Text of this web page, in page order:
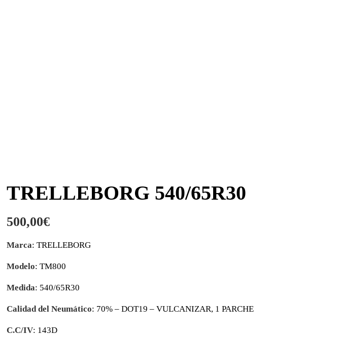
TRELLEBORG 540/65R30
500,00€
Marca: TRELLEBORG
Modelo: TM800
Medida: 540/65R30
Calidad del Neumático: 70% – DOT19 – VULCANIZAR, 1 PARCHE
C.C/IV: 143D